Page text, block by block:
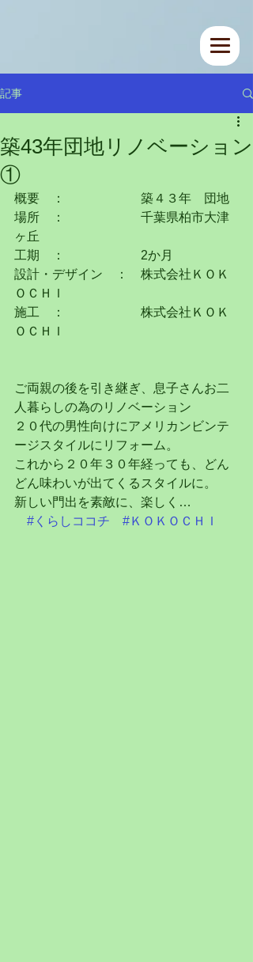
記事
築43年団地リノベーション
①
概要　：　　　　　　築４３年　団地
場所　：　　　　　　千葉県柏市大津
ヶ丘
工期　：　　　　　　2か月
設計・デザイン　：　株式会社ＫＯＫ
ＯＣＨＩ
施工　：　　　　　　株式会社ＫＯＫ
ＯＣＨＩ
ご両親の後を引き継ぎ、息子さんお二
人暮らしの為のリノベーション
２０代の男性向けにアメリカンビンテ
ージスタイルにリフォーム。
これから２０年３０年経っても、どん
どん味わいが出てくるスタイルに。
新しい門出を素敵に、楽しく…
#くらしココチ
#ＫＯＫＯＣＨＩ